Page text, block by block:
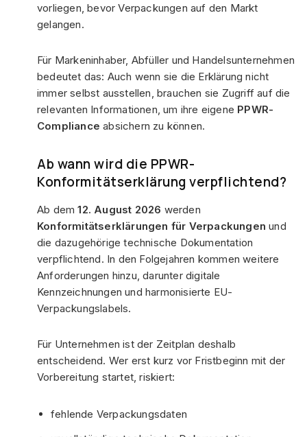
vorliegen, bevor Verpackungen auf den Markt
gelangen.
Für Markeninhaber, Abfüller und Handelsunternehmen
bedeutet das: Auch wenn sie die Erklärung nicht
immer selbst ausstellen, brauchen sie Zugriff auf die
relevanten Informationen, um ihre eigene PPWR-
Compliance absichern zu können.
Ab wann wird die PPWR-
Konformitätserklärung verpflichtend?
Ab dem12. August 2026 werden
Konformitätserklärungen für Verpackungen und
die dazugehörige technische Dokumentation
verpflichtend. In den Folgejahren kommen weitere
Anforderungen hinzu, darunter digitale
Kennzeichnungen und harmonisierte EU-
Verpackungslabels.
Für Unternehmen ist der Zeitplan deshalb
entscheidend. Wer erst kurz vor Fristbeginn mit der
Vorbereitung startet, riskiert:
fehlende Verpackungsdaten